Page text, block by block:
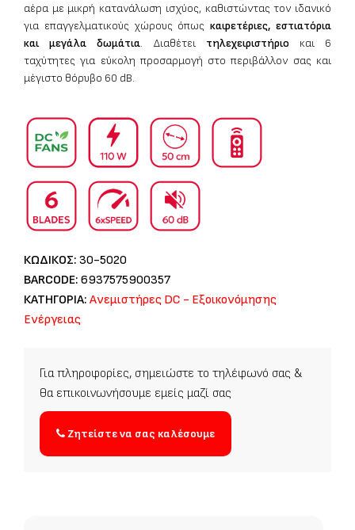
αέρα με μικρή κατανάλωση ισχύος, καθιστώντας τον ιδανικό
για επαγγελματικούς χώρους όπωςκαφετέριες, εστιατόρια
και μεγάλα δωμάτια. Διαθέτει τηλεχειριστήριοκαι 6
ταχύτητες για εύκολη προσαρμογή στο περιβάλλον σας και
μέγιστο θόρυβο 60 dB.
ΚΩΔΙΚΟΣ: 30-5020
BARCODE: 6937575900357
ΚΑΤΗΓΟΡΙΑ: Ανεμιστήρες DC - Εξοικονόμησης
Ενέργειας
Για πληροφορίες, σημειώστε το τηλέφωνό σας &
θα επικοινωνήσουμε εμείς μαζί σας
Ζητείστε να σας καλέσουμε